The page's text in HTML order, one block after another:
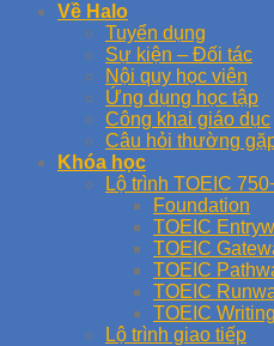
Về Halo
Tuyển dụng
Sự kiện – Đối tác
Nội quy học viên
Ứng dụng học tập
Công khai giáo dục
Câu hỏi thường
Khóa học
Lộ trình TOEIC
Foundation
TOEIC
TOEIC
TOEIC
TOEIC
TOEIC
Lộ trình giao tiếp